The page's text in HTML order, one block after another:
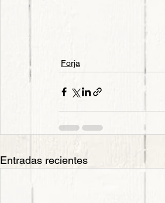
Forja
Entradas recientes